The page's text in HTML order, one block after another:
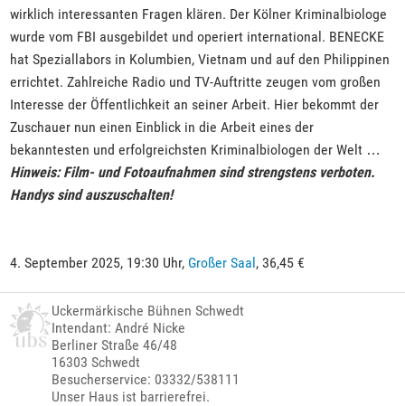
wirklich interessanten Fragen klären. Der Kölner Kriminalbiologe
wurde vom FBI ausgebildet und operiert international. BENECKE
hat Speziallabors in Kolumbien, Vietnam und auf den Philippinen
errichtet. Zahlreiche Radio und TV-Auftritte zeugen vom großen
Interesse der Öffentlichkeit an seiner Arbeit. Hier bekommt der
Zuschauer nun einen Einblick in die Arbeit eines der
bekanntesten und erfolgreichsten Kriminalbiologen der Welt …
Hinweis: Film- und Fotoaufnahmen sind strengstens verboten.
Handys sind auszuschalten!
4. September 2025, 19:30 Uhr, Großer Saal, 36,45 €
Uckermärkische Bühnen Schwedt
Intendant: André Nicke
Berliner Straße 46/48
16303 Schwedt
Besucherservice: 03332/538111
Unser Haus ist barrierefrei.